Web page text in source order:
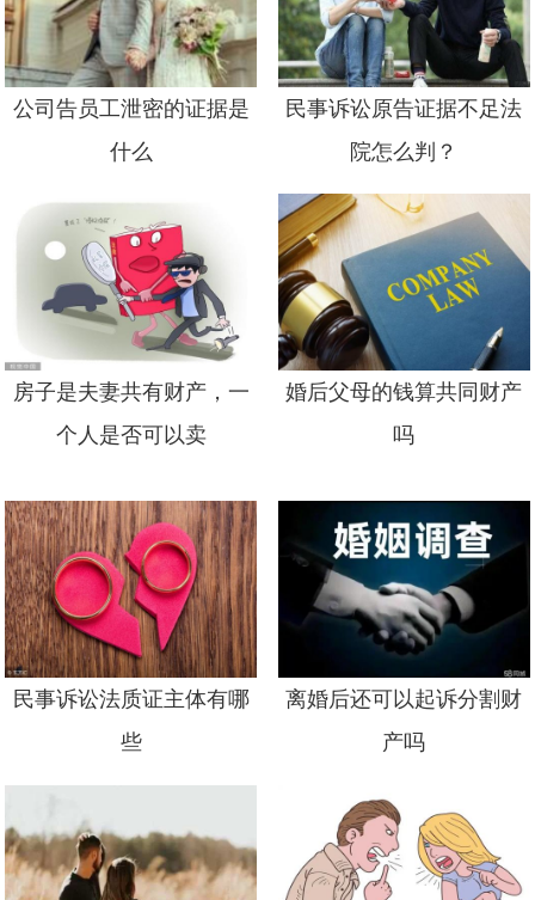
公司告员工泄密的证据是
什么
民事诉讼原告证据不足法
院怎么判？
房子是夫妻共有财产，一
个人是否可以卖
婚后父母的钱算共同财产
吗
民事诉讼法质证主体有哪
些
离婚后还可以起诉分割财
产吗